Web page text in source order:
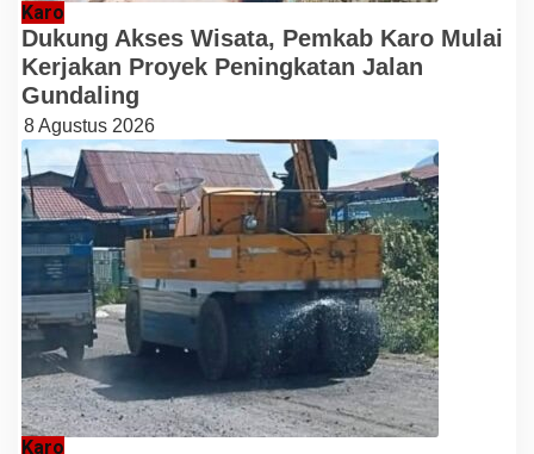
Karo
Dukung Akses Wisata, Pemkab Karo Mulai
Kerjakan Proyek Peningkatan Jalan
Gundaling
8 Agustus 2026
Karo